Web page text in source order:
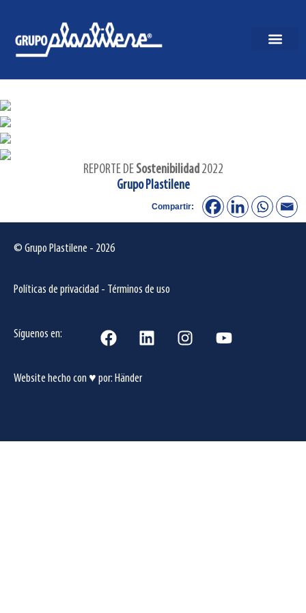
REPORTE DE Sostenibilidad2022
Grupo Plastilene
Compartir:
© Grupo Plastilene - 2026
Políticas de privacidad - Términos de uso
Síguenos en:
Website hecho con ♥ por: Händer